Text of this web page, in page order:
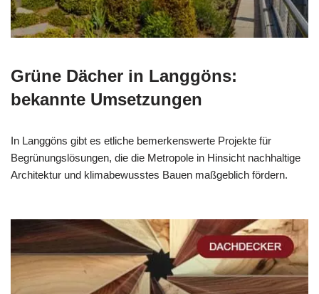
Grüne Dächer in Langgöns:
bekannte Umsetzungen
In Langgöns gibt es etliche bemerkenswerte Projekte für
Begrünungslösungen, die die Metropole in Hinsicht nachhaltige
Architektur und klimabewusstes Bauen maßgeblich fördern.